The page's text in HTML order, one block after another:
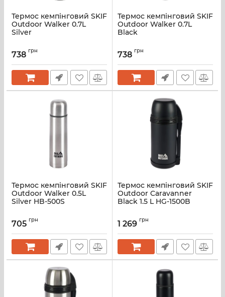
Термос кемпінговий SKIF
Outdoor Walker 0.7L
Silver
738 грн
Термос кемпінговий SKIF
Outdoor Walker 0.7L
Black
738 грн
Термос кемпінговий SKIF
Outdoor Walker 0.5L
Silver HB-500S
705 грн
Термос кемпінговий SKIF
Outdoor Caravanner
Black 1.5 L HG-1500B
1 269 грн